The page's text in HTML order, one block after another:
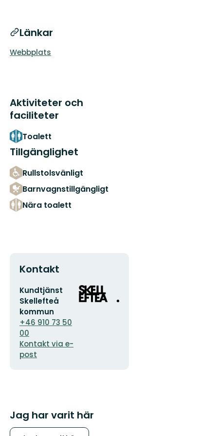
Länkar
Webbplats
Aktiviteter och
faciliteter
Toalett
Tillgänglighet
Rullstolsvänligt
Barnvagnstillgängligt
Nära toalett
Kontakt
E-
postadress
Kundtjänst
Skellefteå
kommun
+46 910 73 50
00
Kontakt via e-
post
Organisationens
logotyp
Jag har varit här